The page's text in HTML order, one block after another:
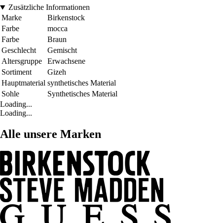
Zusätzliche Informationen
Marke
Birkenstock
Farbe
mocca
Farbe
Braun
Geschlecht
Gemischt
Altersgruppe
Erwachsene
Sortiment
Gizeh
Hauptmaterial synthetisches Material
Sohle
Synthetisches Material
Loading...
Loading...
Alle unsere Marken